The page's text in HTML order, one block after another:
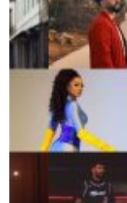
i parë dhe i dytë nuk ka
Kidës dhe...